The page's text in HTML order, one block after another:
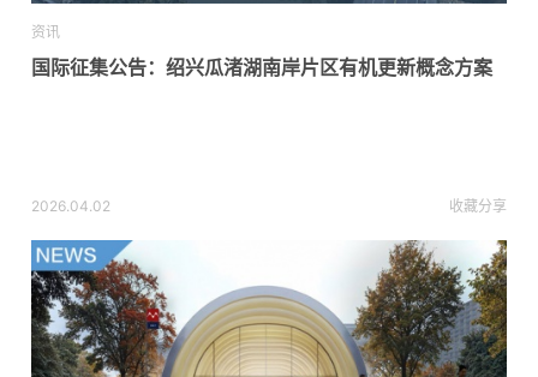
资讯
国际征集公告：绍兴瓜渚湖南岸片区有机更新概念方案
2026.04.02 收藏分享